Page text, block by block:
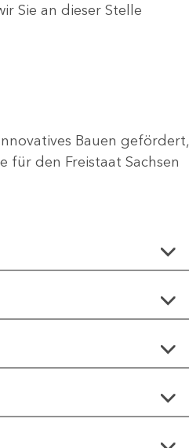
Sie an dieser Stelle
Bauen gefördert,
den Freistaat Sachsen